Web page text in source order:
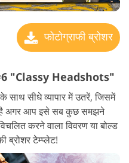
फोटोग्राफी ब्रोशर
#6 "Classy Headshots"
सीधे व्यापार में उतरें, जिसमें
है अगर आप इसे सब कुछ समझने
करने वाला विवरण या बोल्ड
ब्रोशर टेम्प्लेट!